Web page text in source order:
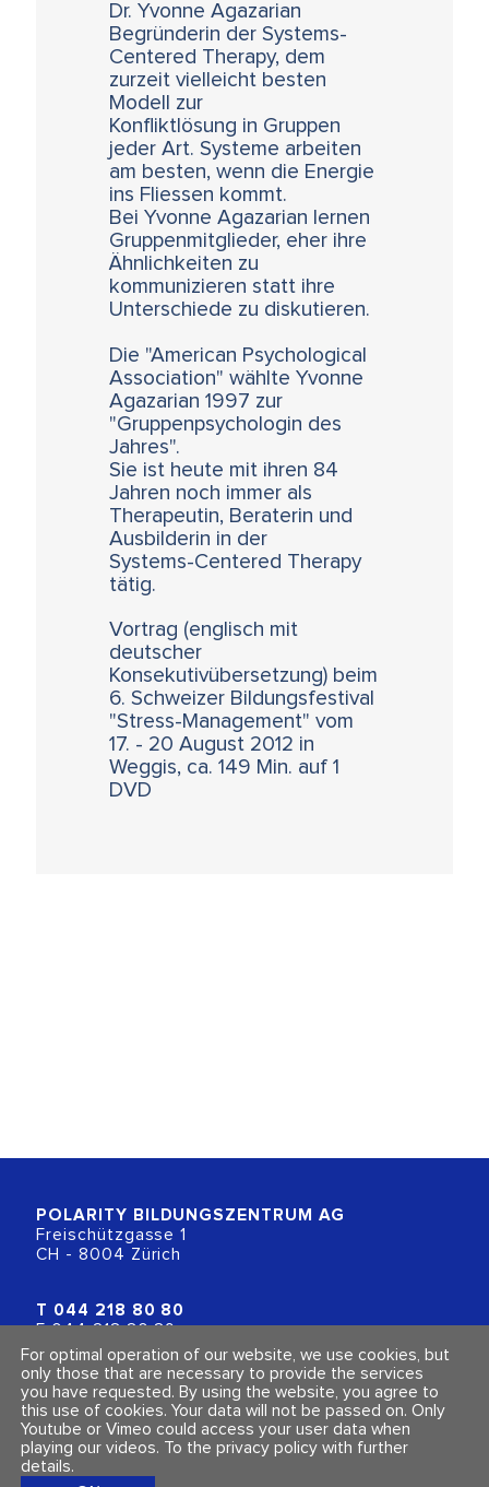
Dr. Yvonne Agazarian
Begründerin der Systems-
Centered Therapy, dem
zurzeit vielleicht besten
Modell zur
Konfliktlösung in Gruppen
jeder Art. Systeme arbeiten
am besten, wenn die Energie
ins Fliessen kommt.
Bei Yvonne Agazarian lernen
Gruppenmitglieder, eher ihre
Ähnlichkeiten zu
kommunizieren statt ihre
Unterschiede zu diskutieren.
Die "American Psychological
Association" wählte Yvonne
Agazarian 1997 zur
"Gruppenpsychologin des
Jahres".
Sie ist heute mit ihren 84
Jahren noch immer als
Therapeutin, Beraterin und
Ausbilderin in der
Systems-Centered Therapy
tätig.
Vortrag (englisch mit
deutscher
Konsekutivübersetzung) beim
6. Schweizer Bildungsfestival
"Stress-Management" vom
17. - 20 August 2012 in
Weggis, ca. 149 Min. auf 1
DVD
POLARITY BILDUNGSZENTRUM AG
Freischützgasse 1
CH - 8004 Zürich
T 044 218 80 80
F 044 218 80 89
info@polarity.ch
Contact & Info
General Terms and Conditions
Imprint & Privacy Policy
Follow us
For optimal operation of our website, we use cookies, but
only those that are necessary to provide the services
you have requested. By using the website, you agree to
this use of cookies. Your data will not be passed on. Only
Youtube or Vimeo could access your user data when
playing our videos. To the privacy policy with further
details.